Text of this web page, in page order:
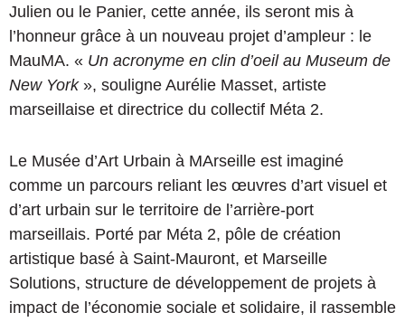
Julien ou le Panier, cette année, ils seront mis à
l’honneur grâce à un nouveau projet d’ampleur : le
MauMA. « Un acronyme en clin d’oeil au Museum de
New York», souligne Aurélie Masset, artiste
marseillaise et directrice du collectif Méta 2.
Le Musée d’Art Urbain à MArseille est imaginé
comme un parcours reliant les œuvres d’art visuel et
d’art urbain sur le territoire de l’arrière-port
marseillais. Porté par Méta 2, pôle de création
artistique basé à Saint-Mauront, et Marseille
Solutions, structure de développement de projets à
impact de l’économie sociale et solidaire, il rassemble